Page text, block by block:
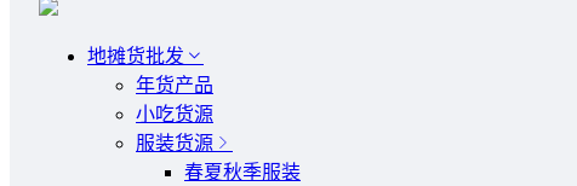
地摊货批发
年货产品
小吃货源
服装货源
春夏秋季服装